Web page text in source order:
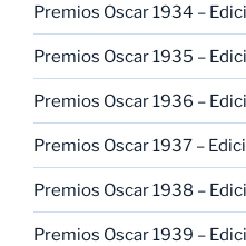
Premios Oscar 1934 –
Premios Oscar 1935 –
Premios Oscar 1936 –
Premios Oscar 1937 –
Premios Oscar 1938 –
Premios Oscar 1939 –